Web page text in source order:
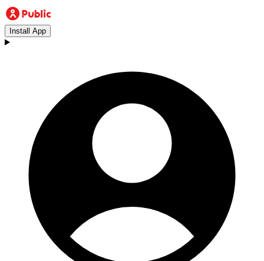
Install App